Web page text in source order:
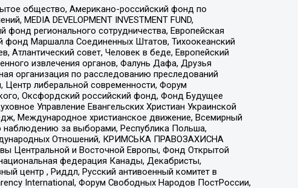
общество, Американо-российский фонд по
MEDIA DEVELOPMENT INVESTMENT FUND,
регионального сотрудничества, Европейская
Маршалла Соединенных Штатов, Тихоокеанский
совет, Человек в беде, Европейский
извлечения органов, Фалунь Дафа, Друзья
организация по расследованию преследований
Центр либеральной современности, Форум
Оксфордский российский фонд, Фонд Будущее
Управление Евангельских Христиан Украинской
Международное христианское движение, Всемирный
наблюдению за выборами, Республика Польша,
Отношений, КРИМСЬКА ПРАВОЗАХИСНА
Центральной и Восточной Европы, Фонд Открытой
федерация Канады, Декабристы,
центр , Риддл, Русский антивоенный комитет в
International, Форум Свободных Народов ПостРоссии,